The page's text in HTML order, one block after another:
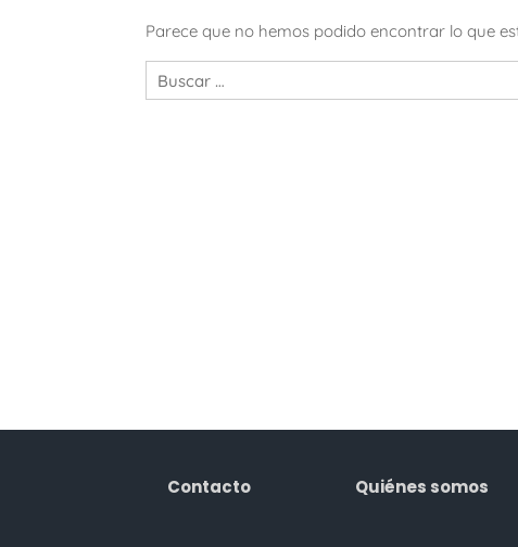
Parece que no hemos podido encontrar lo que
Contacto Quiénes somos